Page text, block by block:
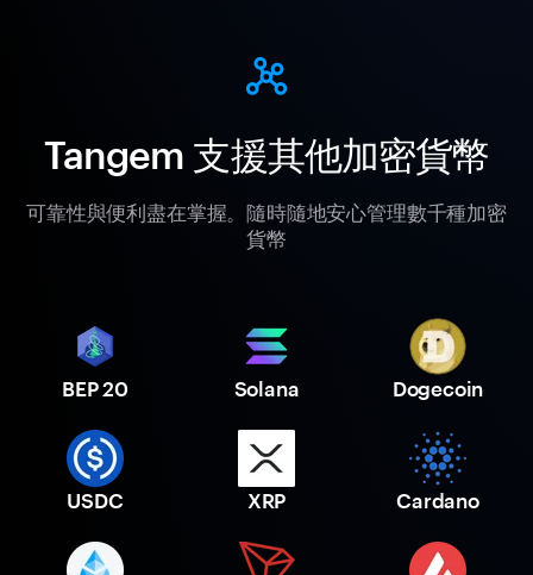
Tangem 支援其他加密貨幣
可靠性與便利盡在掌握。隨時隨地安心管理數千種加密
貨幣
BEP 20 Solana Dogecoin
USDC XRP Cardano